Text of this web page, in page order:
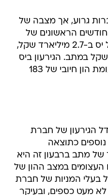
גרוע, אך מצבה של
הראשונים של
2001 הסתכמו חובותיה של יס ב-2.7 מיליארד שקל,
של 950 מיליון שקל במתב. הגירעון ביס
היה 1.25 מיליארד שקל, לעומת הון חיובי של 183
הגירעון של חברת
שקל נוספים כתוצאה
מתב ברבעון זה היא
העצומים במצב ההון של
בעלי המניות של חברת
לא מעט כספים, ובעיקר